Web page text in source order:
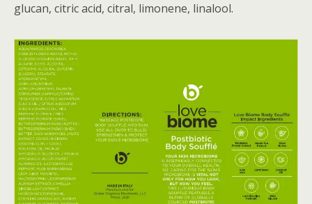
glucan, citric acid, citral, limonene, linalool.